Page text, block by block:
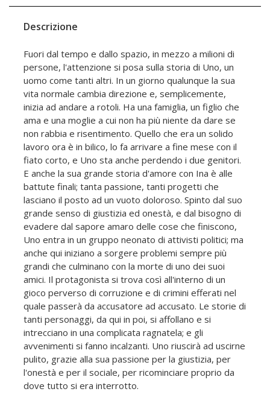
Descrizione
Fuori dal tempo e dallo spazio, in mezzo a milioni di
persone, l'attenzione si posa sulla storia di Uno, un
uomo come tanti altri. In un giorno qualunque la sua
vita normale cambia direzione e, semplicemente,
inizia ad andare a rotoli. Ha una famiglia, un figlio che
ama e una moglie a cui non ha più niente da dare se
non rabbia e risentimento. Quello che era un solido
lavoro ora è in bilico, lo fa arrivare a fine mese con il
fiato corto, e Uno sta anche perdendo i due genitori.
E anche la sua grande storia d'amore con Ina è alle
battute finali; tanta passione, tanti progetti che
lasciano il posto ad un vuoto doloroso. Spinto dal suo
grande senso di giustizia ed onestà, e dal bisogno di
evadere dal sapore amaro delle cose che finiscono,
Uno entra in un gruppo neonato di attivisti politici; ma
anche qui iniziano a sorgere problemi sempre più
grandi che culminano con la morte di uno dei suoi
amici. Il protagonista si trova così all'interno di un
gioco perverso di corruzione e di crimini efferati nel
quale passerà da accusatore ad accusato. Le storie di
tanti personaggi, da qui in poi, si affollano e si
intrecciano in una complicata ragnatela; e gli
avvenimenti si fanno incalzanti. Uno riuscirà ad uscirne
pulito, grazie alla sua passione per la giustizia, per
l'onestà e per il sociale, per ricominciare proprio da
dove tutto si era interrotto.